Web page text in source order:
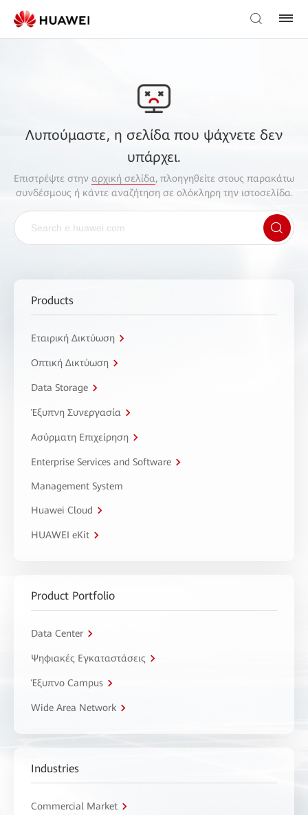
Λυπούμαστε, η σελίδα που ψάχνετε δεν
υπάρχει.
Επιστρέψτε στην αρχική σελίδα, πλοηγηθείτε στους παρακάτω
συνδέσμους ή κάντε αναζήτηση σε ολόκληρη την ιστοσελίδα.
Products
Εταιρική Δικτύωση
Οπτική Δικτύωση
Data Storage
Έξυπνη Συνεργασία
Ασύρματη Επιχείρηση
Enterprise Services and Software
Management System
Huawei Cloud
HUAWEI eKit
Product Portfolio
Data Center
Ψηφιακές Εγκαταστάσεις
Έξυπνο Campus
Wide Area Network
Industries
Commercial Market